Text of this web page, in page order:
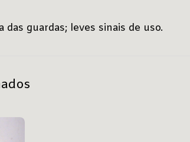
guardas; leves sinais de uso.